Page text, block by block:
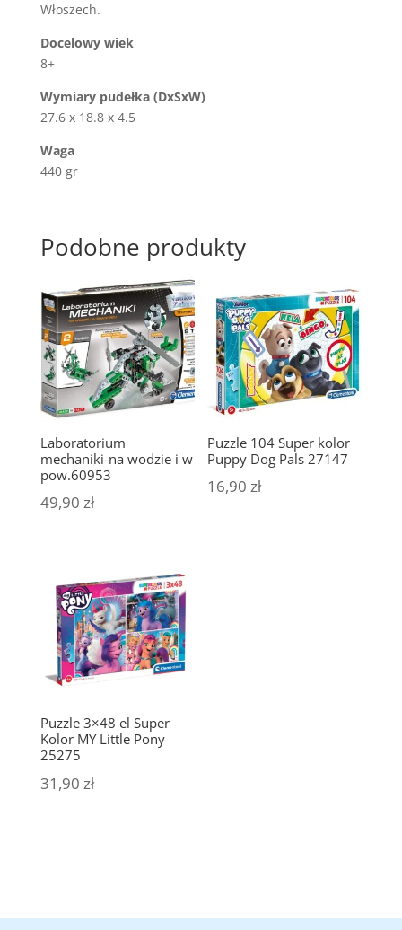
Włoszech.
Docelowy wiek
8+
Wymiary pudełka (DxSxW)
27.6 x 18.8 x 4.5
Waga
440 gr
Podobne produkty
Laboratorium
mechaniki-na wodzie i w
pow.60953
49,90 zł
Puzzle 104 Super kolor
Puppy Dog Pals 27147
16,90zł
Puzzle 3×48 el Super
Kolor MY Little Pony
25275
31,90 zł